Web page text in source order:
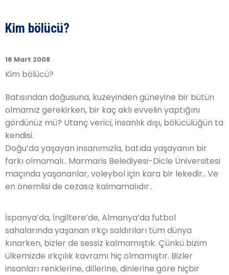
Kim bölücü?
16 Mart 2008
Kim bölücü?
Batısından doğusuna, kuzeyinden güneyine bir bütün
olmamız gerekirken, bir kaç aklı evvelin yaptığını
gördünüz mü? Utanç verici, insanlık dışı, bölücülüğün ta
kendisi.
Doğu’da yaşayan insanımızla, batıda yaşayanın bir
farkı olmamalı.. Marmaris Belediyesi-Dicle Üniversitesi
maçında yaşananlar, voleybol için kara bir lekedir.. Ve
en önemlisi de cezasız kalmamalıdır..
İspanya’da, İngiltere’de, Almanya’da futbol
sahalarında yaşanan ırkçı saldırıları tüm dünya
kınarken, bizler de sessiz kalmamıştık. Çünkü bizim
ülkemizde ırkçılık kavramı hiç olmamıştır. Bizler
insanları renklerine, dillerine, dinlerine göre hiçbir